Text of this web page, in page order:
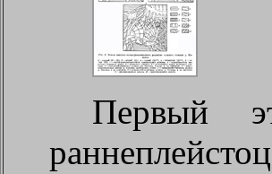
Первый